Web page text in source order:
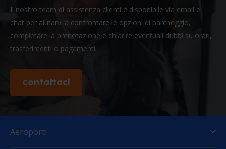
Il nostro team di assistenza clienti è disponibile via email e
chat per aiutarvi a confrontare le opzioni di parcheggio,
completare la prenotazione e chiarire eventuali dubbi su orari,
trasferimenti o pagamenti.
Contattaci
Aeroporti